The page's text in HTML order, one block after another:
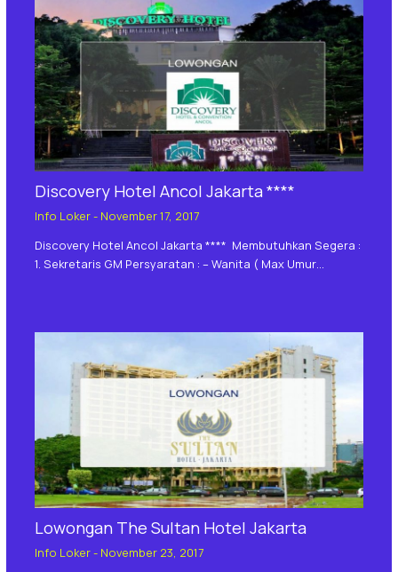
Discovery Hotel Ancol Jakarta ****
Info Loker- November 17, 2017
Discovery Hotel Ancol Jakarta **** Membutuhkan Segera :
1. Sekretaris GM Persyaratan : – Wanita ( Max Umur…
Lowongan The Sultan Hotel Jakarta
Info Loker- November 23, 2017